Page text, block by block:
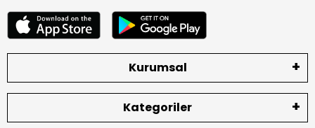
Kurumsal
Kategoriler